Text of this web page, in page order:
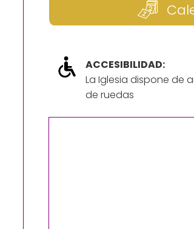
ACCESIBILIDAD:
La Iglesia dispone de
de ruedas